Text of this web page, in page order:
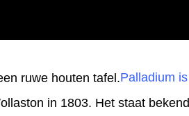
Palladium is
in 1803. Het staat bekend